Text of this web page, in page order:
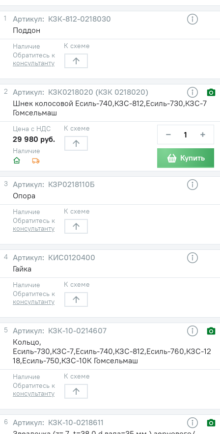
1
КЗК-812-0218030
Поддон
Наличие
Обратитесь к
консультанту
К схеме
2
КЗК0218020 (КЗК 0218020)
Шнек колосовой Есиль-740,КЗС-812,Есиль-730,КЗС-7
Гомсельмаш
Наличие
Цена с НДС
29 980 руб.
К схеме − +
Купить
3
КЗР0218110Б
Опора
Наличие
Обратитесь к
консультанту
К схеме
4
КИС0120400
Гайка
Наличие
Обратитесь к
консультанту
К схеме
5
КЗК-10-0214607
Кольцо,
Есиль-730,КЗС-7,Есиль-740,КЗС-812,Есиль-760,КЗС-12
18,Есиль-750,КЗС-10К Гомсельмаш
Наличие
Обратитесь к
консультанту
К схеме
6
КЗК-10-0218611